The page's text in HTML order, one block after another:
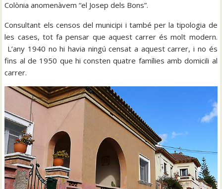
Colònia anomenàvem “el Josep dels Bons”.
Consultant els censos del municipi i també per la tipologia de
les cases, tot fa pensar que aquest carrer és molt modern.
L’any 1940 no hi havia ningú censat a aquest carrer, i no és
fins al de 1950 que hi consten quatre famílies amb domicili al
carrer.